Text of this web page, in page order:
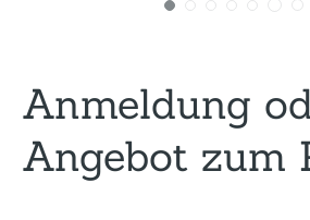
Anmeldung
Angebot zum